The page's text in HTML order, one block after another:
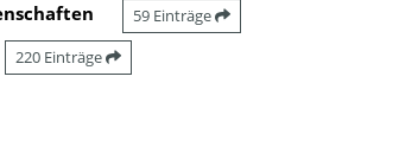
59 Einträge
220 Einträge